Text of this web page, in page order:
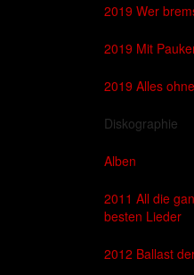
2019 Wer
2019 Mit
2019 Alles
Diskographie
Alben
2011 All die
besten Lieder
2012 Ballast